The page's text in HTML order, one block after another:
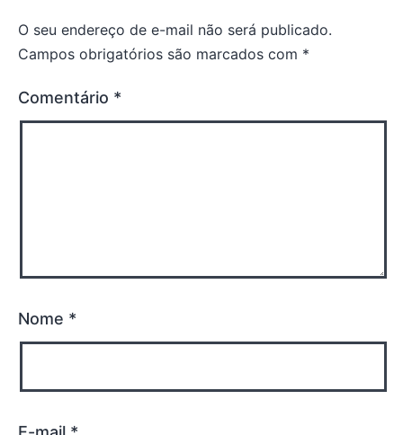
O seu endereço de e-mail não será publicado.
Campos obrigatórios são marcados com *
Comentário *
Nome *